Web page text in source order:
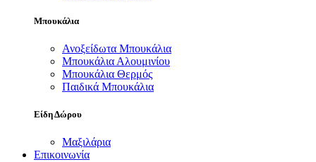
Μπουκάλια
Ανοξείδωτα Μπουκάλια
Μπουκάλια Αλουμινίου
Μπουκάλια Θερμός
Παιδικά Μπουκάλια
Είδη Δώρου
Μαξιλάρια
Επικοινωνία